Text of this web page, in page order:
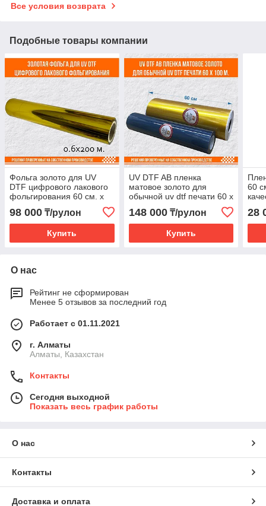
Все условия возврата
Подобные товары компании
Фольга золото для UV
DTF цифрового лакового
фольгирования 60 см. х
200 м. Gold
98 000 ₸/рулон
Купить
UV DTF AB пленка
матовое золото для
обычной uv dtf печати 60 х
148 000₸/рулон
Купить
60
28
О нас
Рейтинг не сформирован
Менее 5 отзывов за последний год
Работает с 01.11.2021
г. Алматы
Алматы, Казахстан
Контакты
Сегодня выходной
Показать весь график работы
О нас
Контакты
Доставка и оплата